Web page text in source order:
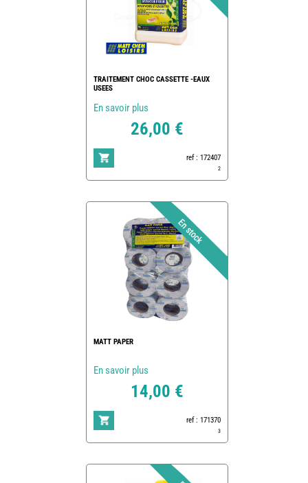
TRAITEMENT CHOC CASSETTE -EAUX
USEES
En savoir plus
26,00 €
ref : 172407
2
MATT PAPER
En savoir plus
14,00 €
ref : 171370
3